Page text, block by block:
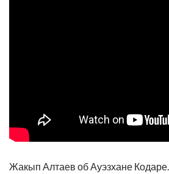
Жакып Алтаев об Ауэзхане